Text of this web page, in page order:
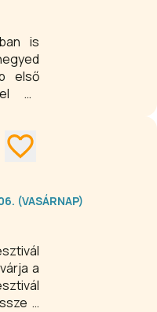
is
első
és
és
és
a
(VASÁRNAP)
a
a